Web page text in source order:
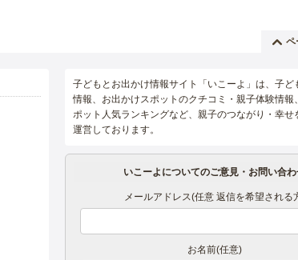
ペ
子どもとお出かけ情報サイト「いこーよ」は、子ど
情報、お出かけスポットのクチコミ・親子体験情報
ポット人気ランキングなど、親子のつながり・幸せ
運営しております。
いこーよについてのご意見・お問い合
メールアドレス(任意 返信を希望される
お名前(任意)